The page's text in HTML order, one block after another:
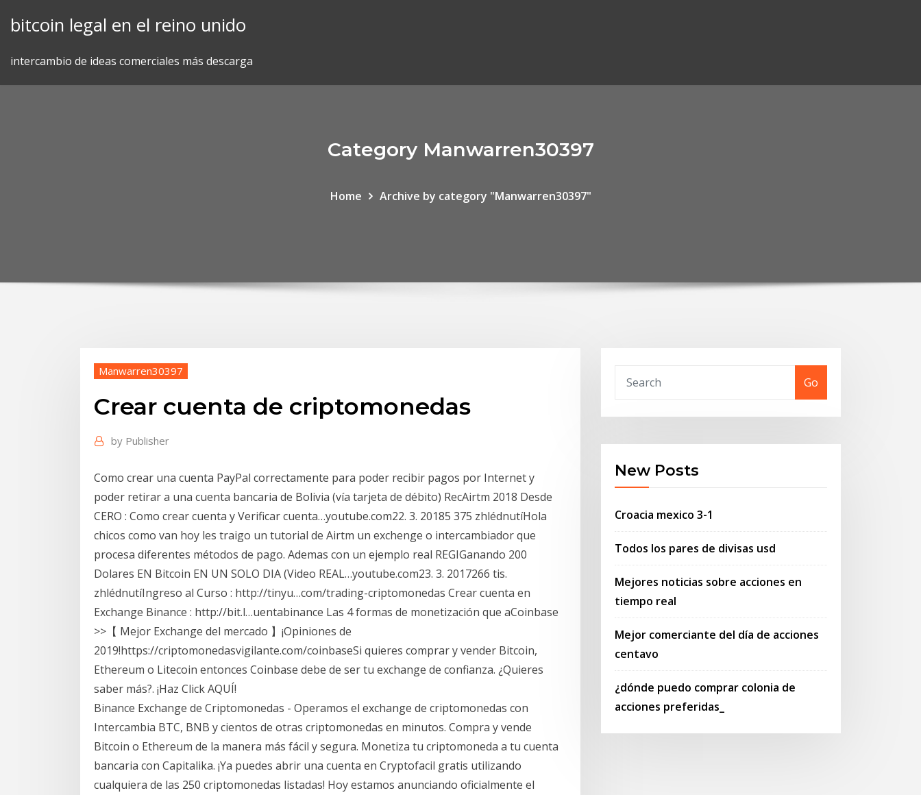
bitcoin legal en el reino unido
intercambio de ideas comerciales más descarga
Category Manwarren30397
Home Archive by category "Manwarren30397"
Manwarren30397
Crear cuenta de criptomonedas
by Publisher
Como crear una cuenta PayPal correctamente para poder recibir pagos por Internet y
poder retirar a una cuenta bancaria de Bolivia (vía tarjeta de débito) RecAirtm 2018 Desde
CERO : Como crear cuenta y Verificar cuenta…youtube.com22. 3. 20185 375 zhlédnutíHola
chicos como van hoy les traigo un tutorial de Airtm un exchenge o intercambiador que
procesa diferentes métodos de pago. Ademas con un ejemplo real REGIGanando 200
Dolares EN Bitcoin EN UN SOLO DIA (Video REAL…youtube.com23. 3. 2017266 tis.
zhlédnutíIngreso al Curso : http://tinyu…com/trading-criptomonedas Crear cuenta en
Exchange Binance : http://bit.l…uentabinance Las 4 formas de monetización que aCoinbase
>>【 Mejor Exchange del mercado 】¡Opiniones de
2019!https://criptomonedasvigilante.com/coinbaseSi quieres comprar y vender Bitcoin,
Ethereum o Litecoin entonces Coinbase debe de ser tu exchange de confianza. ¿Quieres
saber más?. ¡Haz Click AQUÍ!
Binance Exchange de Criptomonedas - Operamos el exchange de criptomonedas con
Intercambia BTC, BNB y cientos de otras criptomonedas en minutos. Compra y vende
Bitcoin o Ethereum de la manera más fácil y segura. Monetiza tu criptomoneda a tu cuenta
bancaria con Capitalika. ¡Ya puedes abrir una cuenta en Cryptofacil gratis utilizando
cualquiera de las 250 criptomonedas listadas! Hoy estamos anunciando oficialmente el
Go
New Posts
Croacia mexico 3-1
Todos los pares de divisas usd
Mejores noticias sobre acciones en
tiempo real
Mejor comerciante del día de acciones
centavo
¿dónde puedo comprar colonia de
acciones preferidas_